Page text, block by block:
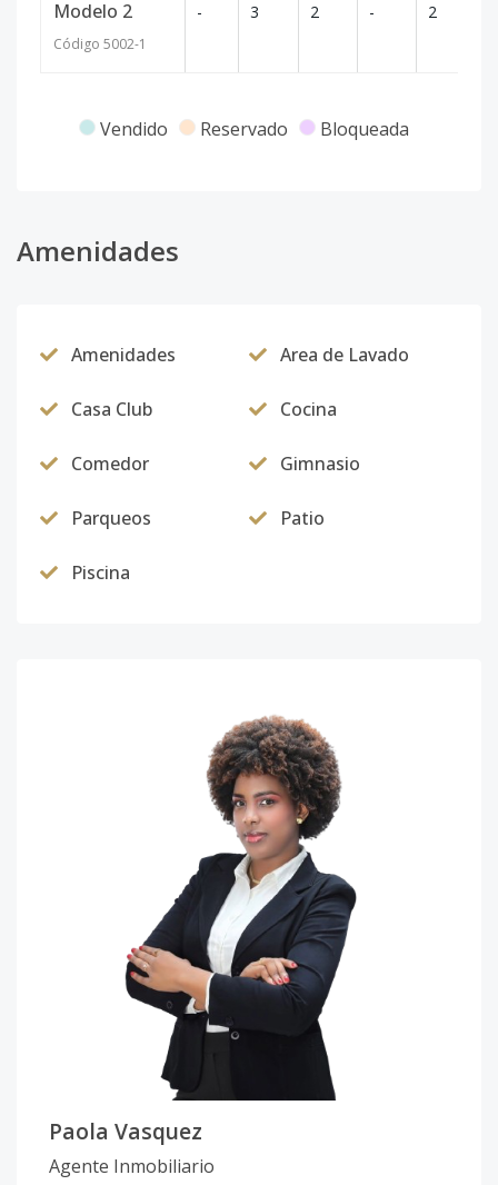
Modelo 2
Código 5002-1
- 3 2 - 2
Vendido Reservado Bloqueada
Amenidades
Amenidades Area de Lavado
Casa Club Cocina
Comedor Gimnasio
Parqueos Patio
Piscina
Paola Vasquez
Agente Inmobiliario